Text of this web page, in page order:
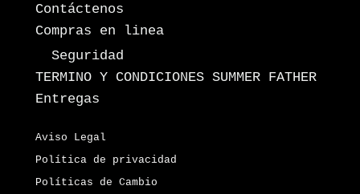
Contáctenos
Compras en linea
Seguridad
TERMINO Y CONDICIONES SUMMER FATHER
Entregas
Aviso Legal
Política de privacidad
Políticas de Cambio